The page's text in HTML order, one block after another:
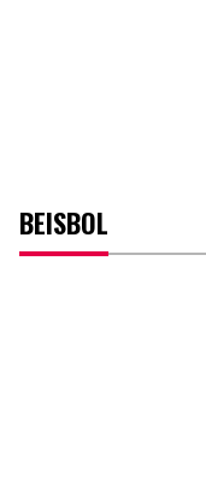
BEISBOL